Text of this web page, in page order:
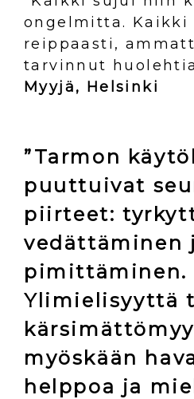
ongelmitta. Kaikki
reippaasti,
tarvinnut
Myyjä, Helsinki
”Tarmon
puuttuivat
piirteet:
vedättäminen
pimittäminen.
Ylimielisyyttä
myöskään
helppoa ja